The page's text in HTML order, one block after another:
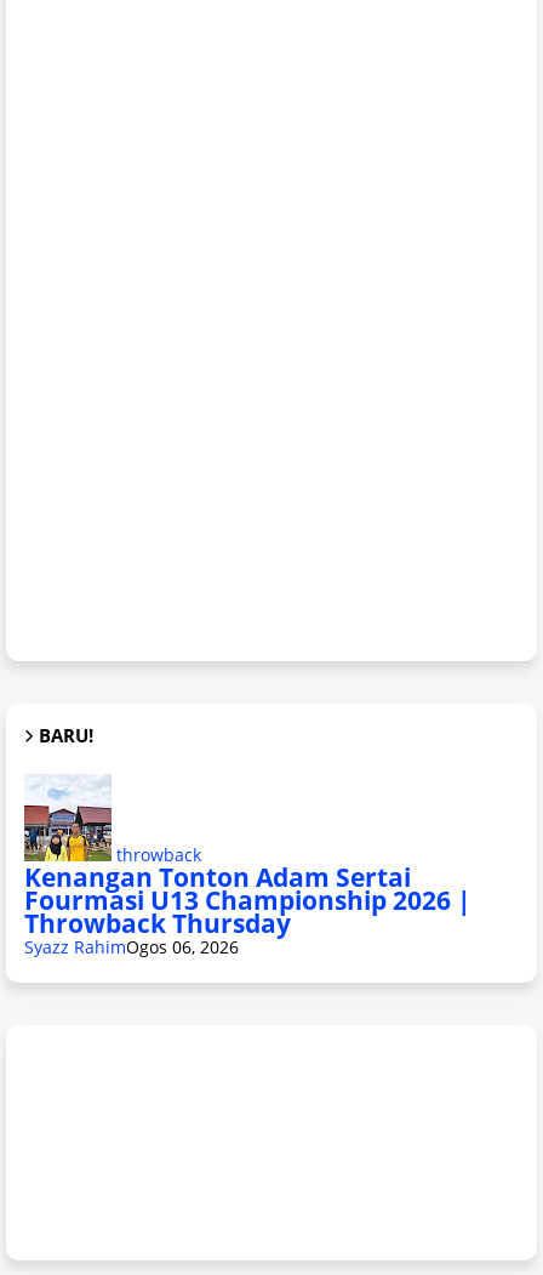
BARU!
throwback
Kenangan Tonton Adam Sertai
Fourmasi U13 Championship 2026 |
Throwback Thursday
Syazz RahimOgos 06, 2026